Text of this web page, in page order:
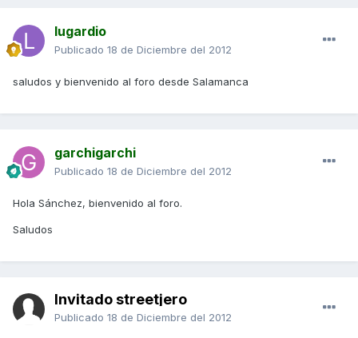
lugardio
Publicado 18 de Diciembre del 2012
saludos y bienvenido al foro desde Salamanca
garchigarchi
Publicado 18 de Diciembre del 2012
Hola Sánchez, bienvenido al foro.
Saludos
Invitado streetjero
Publicado 18 de Diciembre del 2012